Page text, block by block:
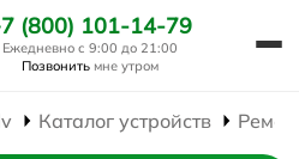
(800) 101-14-79
Ежедневно с 9:00 до 21:00
Позвонить мне утром
Каталог устройств